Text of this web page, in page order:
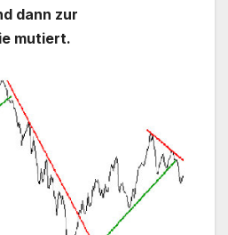
dann zur
mutiert.